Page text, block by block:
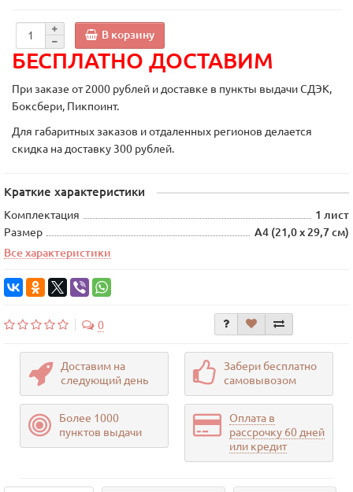
В корзину
БЕСПЛАТНО ДОСТАВИМ
При заказе от 2000 рублей и доставке в пункты выдачи СДЭК,
Боксбери, Пикпоинт.
Для габаритных заказов и отдаленных регионов делается
скидка на доставку 300 рублей.
Краткие характеристики
Комплектация
1 лист
Размер
А4 (21,0 х 29,7 см)
Все характеристики
0
Доставим на
следующий день
Забери бесплатно
самовывозом
Более 1000
пунктов выдачи
Оплата в
рассрочку 60 дней
или кредит